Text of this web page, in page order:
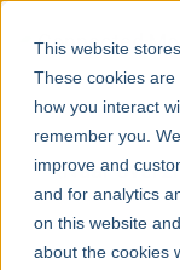
This website
These cookies
how you interact
remember you.
improve and
and for analytics
on this website
about the cookies
Naar